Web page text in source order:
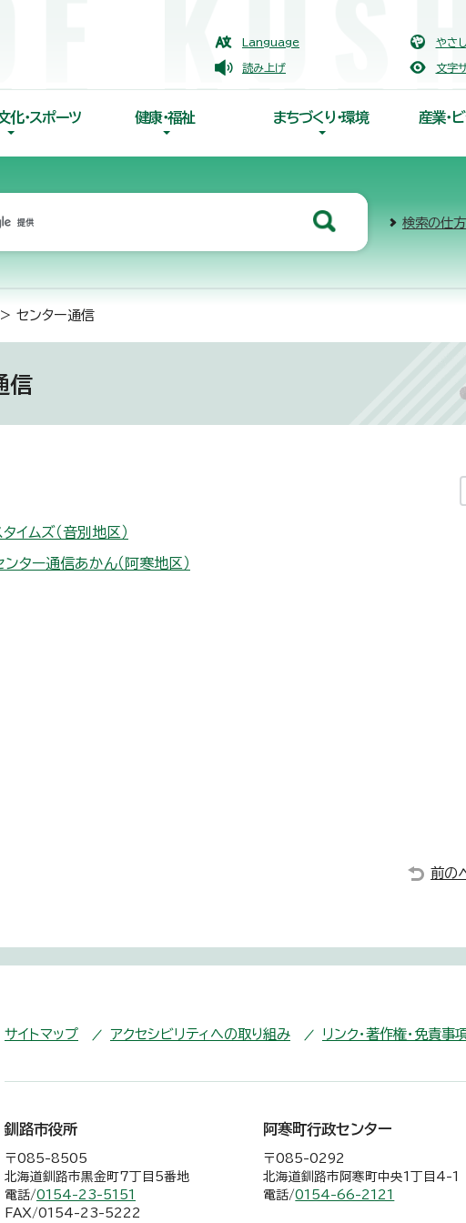
Language やさ
読み上げ 文字
化・スポーツ 健康・福祉 まちづくり・環境 産業・
検索の仕方
> センター通信
信
イムズ（音別地区）
ター通信あかん（阿寒地区）
前の
サイトマップ アクセシビリティへの取り組み リンク・著作権・免責事
釧路市役所
〒085-8505
北海道釧路市黒金町7丁目5番地
電話/0154-23-5151
FAX/0154-23-5222
阿寒町行政センター
〒085-0292
北海道釧路市阿寒町中央1丁目4-1
電話/0154-66-2121